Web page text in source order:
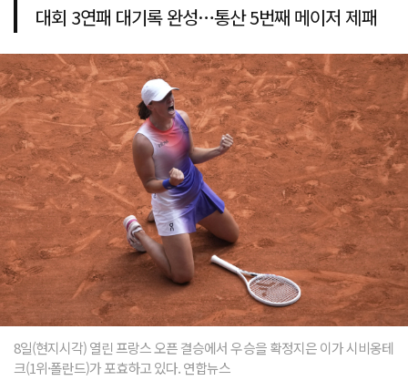
대회 3연패 대기록 완성…통산 5번째 메이저 제패
8일(현지시각) 열린 프랑스 오픈 결승에서 우승을 확정지은 이가 시비옹테
크(1위·폴란드)가 포효하고 있다. 연합뉴스